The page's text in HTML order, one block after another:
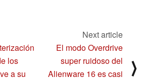
los
a su
Next article
El modo Overdrive
super ruidoso del
Alienware 16 es casi
⟩